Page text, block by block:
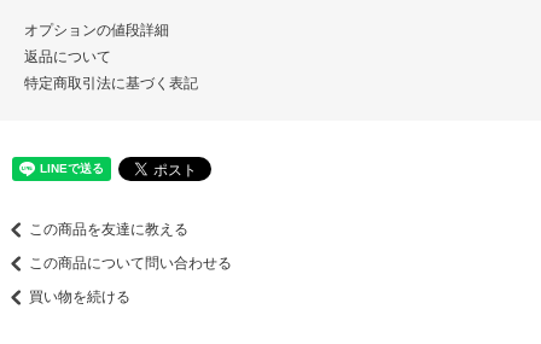
オプションの値段詳細
返品について
特定商取引法に基づく表記
この商品を友達に教える
この商品について問い合わせる
買い物を続ける